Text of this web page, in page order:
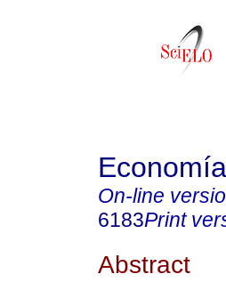
On-line
6183Print
Abstract